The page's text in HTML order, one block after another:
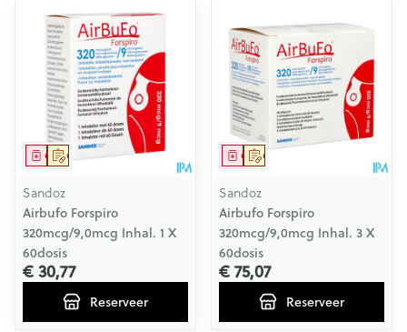
Op voorschrift
Geneesmiddel
Sandoz
Airbufo Forspiro
320mcg/9,0mcg Inhal. 1 X
60dosis
€ 30,77
Reserveer
Op voorschrift
Geneesmiddel
Sandoz
Airbufo Forspiro
320mcg/9,0mcg Inhal. 3 X
60dosis
€ 75,07
Reserveer